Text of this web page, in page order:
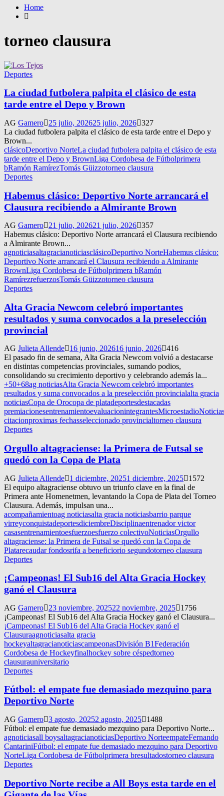
Home
torneo clausura
Deportes
La ciudad futbolera palpita el clásico de esta
tarde entre el Depo y Brown
AG Gamero 25 julio, 202625 julio, 2026 327
La ciudad futbolera palpita el clásico de esta tarde entre el Depo y
Brown...
clásicoDeportivo NorteLa ciudad futbolera palpita el clásico de esta
tarde entre el Depo y BrownLiga Cordobesa de Fútbolprimera
bRamón RamírezTomás Güizzotorneo clausura
Deportes
Habemus clásico: Deportivo Norte arrancará el
Clausura recibiendo a Almirante Brown
AG Gamero 21 julio, 202621 julio, 2026 357
Habemus clásico: Deportivo Norte arrancará el Clausura recibiendo
a Almirante Brown...
agnoticiasaltagracianoticiasclásicoDeportivo NorteHabemus clásico:
Deportivo Norte arrancará el Clausura recibiendo a Almirante
BrownLiga Cordobesa de Fútbolprimera bRamón
RamírezrefuerzosTomás Güizzotorneo clausura
Deportes
Alta Gracia Newcom celebró importantes
resultados y suma convocados a la preselección
provincial
AG Julieta Allende 16 junio, 202616 junio, 2026 416
El pasado fin de semana, Alta Gracia Newcom volvió a destacarse
en distintas competencias provinciales, sumando podios,
consolidando su crecimiento deportivo y celebrando además la...
+50+68ag noticiasAlta Gracia Newcom celebró importantes
resultados y suma convocados a la preselección provincialalta gracia
noticiasCopa de Orocopa de platadeportesdestacadas
premiacionesentrenamientoevaluacionintegrantesMicroestadio
citacionproximas fechasseleccionado provincialtorneo clausura
Deportes
Orgullo altagraciense: la Primera de Futsal se
quedó con la Copa de Plata
AG Julieta Allende 1 diciembre, 20251 diciembre, 2025
1572
El equipo altagraciense obtuvo un triunfo clave en la final de
Primera ante Homenetmen, levantando la Copa de Plata del Torneo
Clausura. Además, impulsan una...
acompañamientoag noticiasalta gracia noticiasbarrio parque
virreyconquistadeportesdiciembreDisciplinaentrenador victor
casasentrenamientoesfuerzoesfuerzo colectivoNoticiasOrgullo
altagraciense: la Primera de Futsal se quedó con la Copa de
Platarecaudar fondosrifa a beneficiorio segundotorneo clausura
Deportes
¡Campeonas! El Sub16 del Alta Gracia Hockey
ganó el Clausura
AG Gamero 23 noviembre, 202522 noviembre, 2025
1756
¡Campeonas! El Sub16 del Alta Gracia Hockey ganó el Clausura...
¡Campeonas! El Sub16 del Alta Gracia Hockey ganó el
Clausuraagnoticiasalta gracia
hockeyaltagracianoticiascampeonasDivisión B1Federación
Cordobesa de Hockeyfinalhockey sobre céspedtorneo
clausurauniversitario
Deportes
Fútbol: el empate fue demasiado mezquino para
Deportivo Norte
AG Gamero 3 agosto, 20252 agosto, 2025
1488
Fútbol: el empate fue demasiado mezquino para Deportivo Norte...
agnoticiasall boysaltagracianoticiasDeportivo NorteempateFernando
CantariniFútbol: el empate fue demasiado mezquino para Deportivo
NorteLiga Cordobesa de Fútbolprimera bresultadostorneo clausura
Deportes
Deportivo Norte recibe a All Boys esta tarde en el